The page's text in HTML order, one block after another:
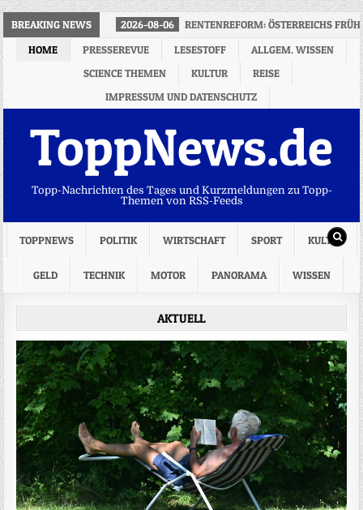
BREAKING NEWS 2026-08-06
RENTENREFORM: ÖSTERREICHS
HOME
PRESSEREVUE LESESTOFF
ALLGEM. WISSEN
SCIENCE THEMEN
KULTUR
REISE
IMPRESSUM UND DATENSCHUTZ
ToppNews.de
Topp-Nachrichten des Tages und Kurzmeldungen zu Topp-
Themen von RSS-Feeds
TOPPNEWS POLITIK WIRTSCHAFT SPORT KULTUR
GELD TECHNIK MOTOR PANORAMA WISSEN
AKTUELL